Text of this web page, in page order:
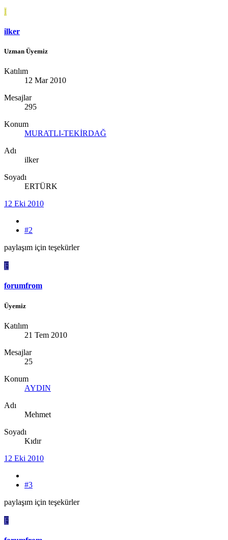
I
ilker
Uzman Üyemiz
Katılım
12 Mar 2010
Mesajlar
295
Konum
MURATLI-TEKİRDAĞ
Adı
ilker
Soyadı
ERTÜRK
12 Eki 2010
#2
paylaşım için teşekürler
F
forumfrom
Üyemiz
Katılım
21 Tem 2010
Mesajlar
25
Konum
AYDIN
Adı
Mehmet
Soyadı
Kıdır
12 Eki 2010
#3
paylaşım için teşekürler
F